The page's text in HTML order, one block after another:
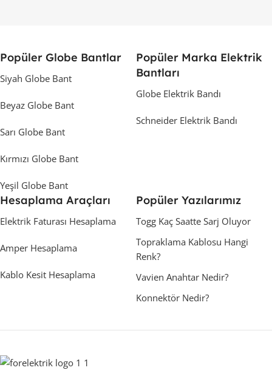
Popüler Globe Bantlar
Siyah Globe Bant
Beyaz Globe Bant
Sarı Globe Bant
Kırmızı Globe Bant
Yeşil Globe Bant
Popüler Marka Elektrik
Bantları
Globe Elektrik Bandı
Schneider Elektrik Bandı
Hesaplama Araçları
Elektrik Faturası Hesaplama
Amper Hesaplama
Kablo Kesit Hesaplama
Popüler Yazılarımız
Togg Kaç Saatte Sarj Oluyor
Topraklama Kablosu Hangi
Renk?
Vavien Anahtar Nedir?
Konnektör Nedir?